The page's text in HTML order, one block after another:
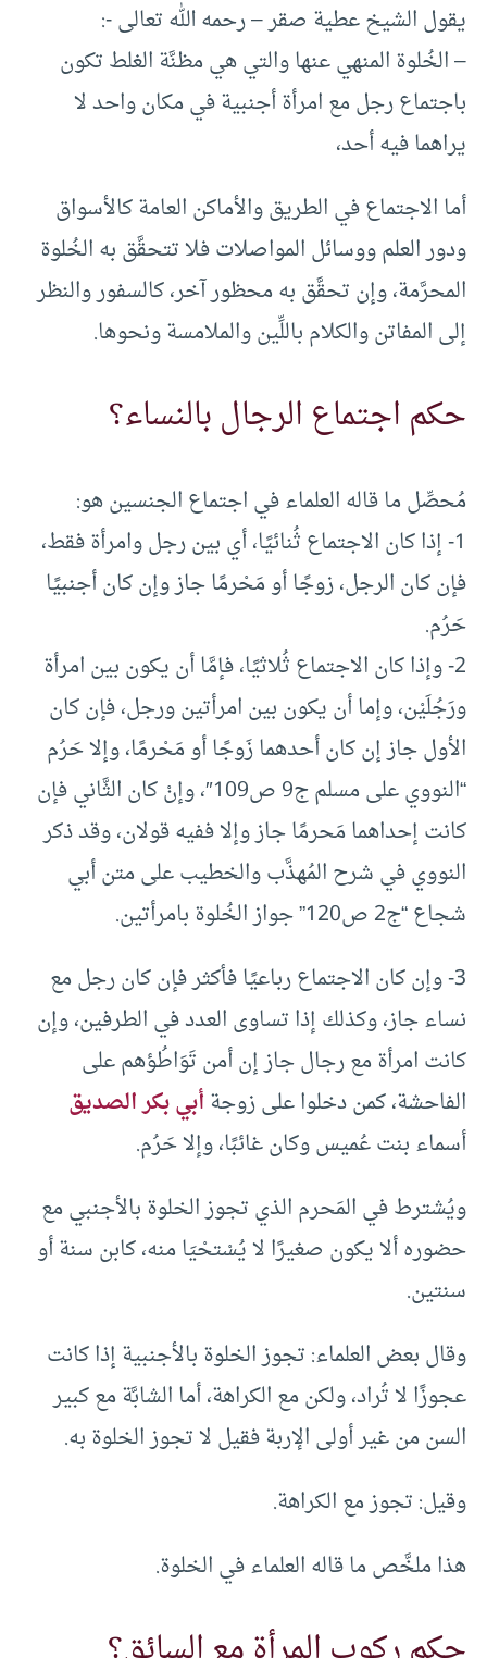
يقول الشيخ عطية صقر – رحمه الله تعالى -:
– الخُلوة المنهي عنها والتي هي مظنَّة الغلط تكون
باجتماع رجل مع امرأة أجنبية في مكان واحد لا
يراهما فيه أحد،
أما الاجتماع في الطريق والأماكن العامة كالأسواق
ودور العلم ووسائل المواصلات فلا تتحقَّق به الخُلوة
المحرَّمة، وإن تحقَّق به محظور آخر، كالسفور والنظر
إلى المفاتن والكلام باللِّين والملامسة ونحوها.
حكم اجتماع الرجال بالنساء؟
مُحصِّل ما قاله العلماء في اجتماع الجنسين هو:
1- إذا كان الاجتماع ثُنائيًا، أي بين رجل وامرأة فقط،
فإن كان الرجل، زوجًا أو مَحْرمًا جاز وإن كان أجنبيًا
حَرُم.
2- وإذا كان الاجتماع ثُلاثيًا، فإمَّا أن يكون بين امرأة
ورَجُلَيْن، وإما أن يكون بين امرأتين ورجل، فإن كان
الأول جاز إن كان أحدهما زَوجًا أو مَحْرمًا، وإلا حَرُم
“النووي على مسلم ج9 ص109″، وإنْ كان الثَّاني فإن
كانت إحداهما مَحرمًا جاز وإلا ففيه قولان، وقد ذكر
النووي في شرح المُهذَّب والخطيب على متن أبي
شجاع “ج2 ص120” جواز الخُلوة بامرأتين.
3- وإن كان الاجتماع رباعيًا فأكثر فإن كان رجل مع
نساء جاز، وكذلك إذا تساوى العدد في الطرفين، وإن
كانت امرأة مع رجال جاز إن أمن تَوَاطُؤهم على
الفاحشة، كمن دخلوا على زوجةأبي بكر الصديق
أسماء بنت عُميس وكان غائبًا، وإلا حَرُم.
ويُشترط في المَحرم الذي تجوز الخلوة بالأجنبي مع
حضوره ألا يكون صغيرًا لا يُسْتحْيَا منه، كابن سنة أو
سنتين.
وقال بعض العلماء: تجوز الخلوة بالأجنبية إذا كانت
عجوزًا لا تُراد، ولكن مع الكراهة، أما الشابَّة مع كبير
السن من غير أولى الإربة فقيل لا تجوز الخلوة به.
وقيل: تجوز مع الكراهة.
هذا ملخَّص ما قاله العلماء في الخلوة.